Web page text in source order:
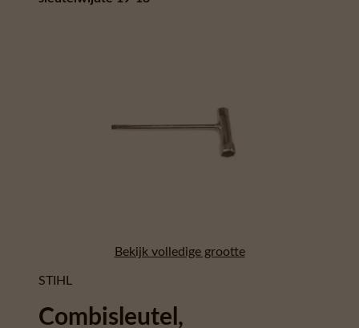
Bekijk volledige grootte
STIHL
Combisleutel,